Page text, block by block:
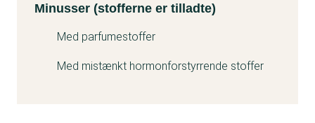
Minusser (stofferne er tilladte)
Med parfumestoffer
Med mistænkt hormonforstyrrende stoffer